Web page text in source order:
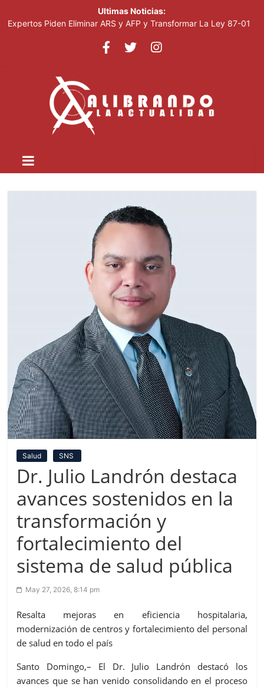
Ultimas Noticias:
Expertos Piden Eliminar ARS y AFP y Transformar La Ley 87-01
miembros de la Fuerza del Pueblo
Acciones De Sandisk Suben 2,800% En Doce Meses Impulsadas
Por La Demanda De IA
Plataforma Cripto Vinculada A Irán Movió US$6,300 Millones
Antes De Ser Sancionada
Salud SNS
Dr. Julio Landrón destaca
avances sostenidos en la
transformación y
fortalecimiento del
sistema de salud pública
May 27, 2026, 8:14 pm
Resalta mejoras en eficiencia hospitalaria,
modernización de centros y fortalecimiento del personal
de salud en todo el país
Santo Domingo,– El Dr. Julio Landrón destacó los
avances que se han venido consolidando en el proceso